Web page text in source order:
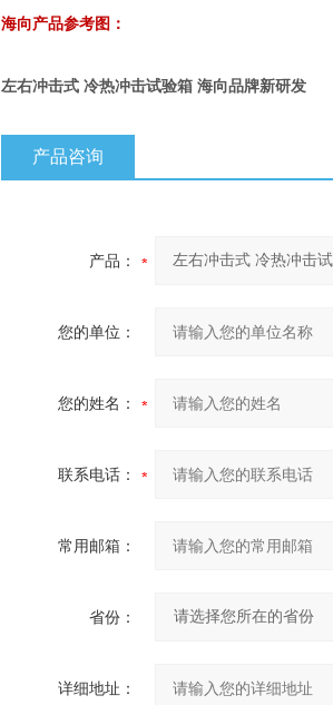
海向产品参考图：
左右冲击式 冷热冲击试验箱 海向品牌新研发
产品咨询
产品：
您的单位：
您的姓名：
联系电话：
常用邮箱：
省份：
详细地址：